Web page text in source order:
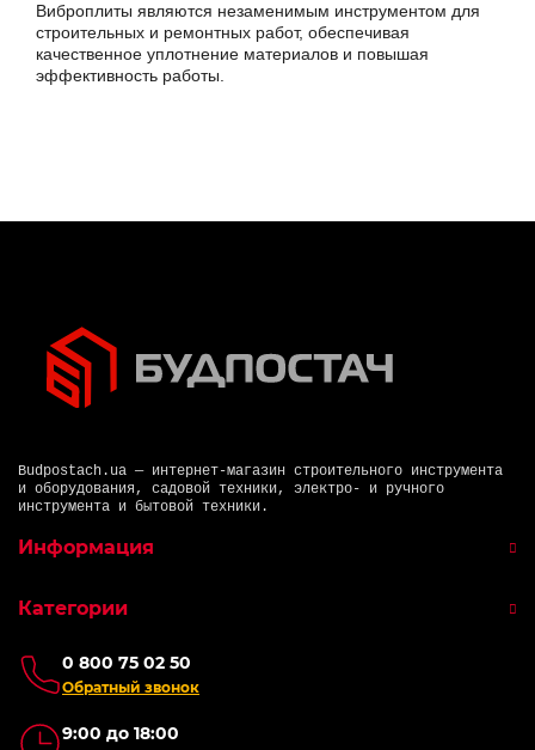
Виброплиты являются незаменимым инструментом для
строительных и ремонтных работ, обеспечивая
качественное уплотнение материалов и повышая
эффективность работы.
Budpostach.ua — интернет-магазин строительного инструмента
и оборудования, садовой техники, электро- и ручного
инструмента и бытовой техники.
0 800 75 02 50
Обратный звонок
9:00 до 18:00
Информация
Категории